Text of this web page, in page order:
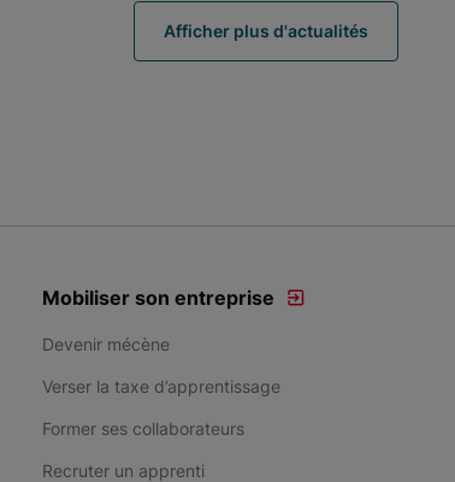
Afficher plus d'actualités
Mobiliser son entreprise
Devenir mécène
Verser la taxe d’apprentissage
Former ses collaborateurs
Recruter un apprenti